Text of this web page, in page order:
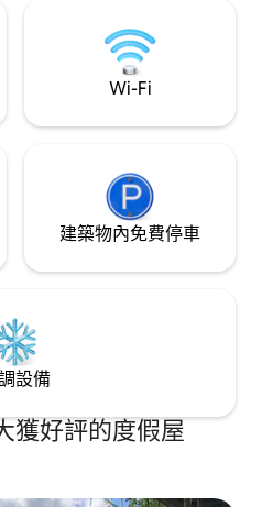
Wi-Fi
建築物內免費停車
設備
獲好評的度假屋